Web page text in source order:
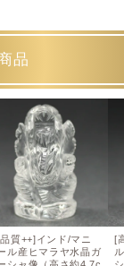
品
質++]インド/マニ
ル産ヒマラヤ水晶ガ
[